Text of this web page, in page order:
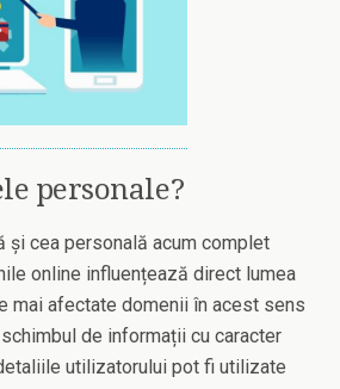
personale?
și cea personală acum complet
online influențează direct lumea
mai afectate domenii în acest sens
de informații cu caracter
utilizatorului pot fi utilizate